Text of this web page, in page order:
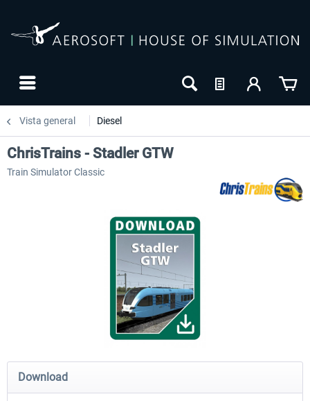
Vista general Diesel
ChrisTrains - Stadler GTW NS-DM90
ChrisTrains - Stadler GTW
Train Simulator Classic
Download